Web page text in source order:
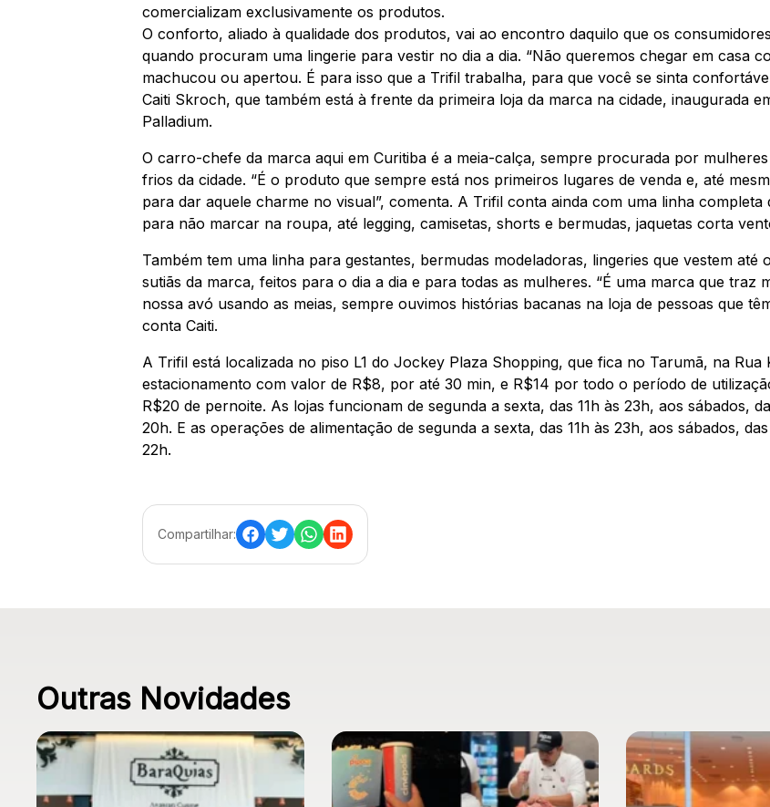
comercializam exclusivamente os produtos.
O conforto, aliado à qualidade dos produtos, vai ao encontro daquilo que os
quando procuram uma lingerie para vestir no dia a dia. “Não queremos chegar em casa
machucou ou apertou. É para isso que a Trifil trabalha, para que você se sinta
Caiti Skroch, que também está à frente da primeira loja da marca na cidade, inaugurada
Palladium.
O carro-chefe da marca aqui em Curitiba é a meia-calça, sempre procurada por
frios da cidade. “É o produto que sempre está nos primeiros lugares de venda e, até
para dar aquele charme no visual”, comenta. A Trifil conta ainda com uma linha
para não marcar na roupa, até legging, camisetas, shorts e bermudas, jaquetas corta
Também tem uma linha para gestantes, bermudas modeladoras, lingeries que vestem até
sutiãs da marca, feitos para o dia a dia e para todas as mulheres. “É uma marca que traz
nossa avó usando as meias, sempre ouvimos histórias bacanas na loja de pessoas que
conta Caiti.
A Trifil está localizada no piso L1 do Jockey Plaza Shopping, que fica no Tarumã, na Rua
estacionamento com valor de R$8, por até 30 min, e R$14 por todo o período de
R$20 de pernoite. As lojas funcionam de segunda a sexta, das 11h às 23h, aos sábados,
20h. E as operações de alimentação de segunda a sexta, das 11h às 23h, aos sábados,
22h.
Compartilhar:
Outras Novidades